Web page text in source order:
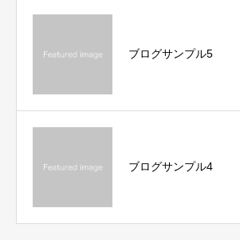
ブログサンプル5
ブログサンプル4